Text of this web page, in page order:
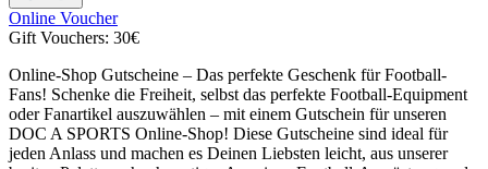
Online Voucher
Gift Vouchers: 30€
Online-Shop Gutscheine – Das perfekte Geschenk für Football-
Fans! Schenke die Freiheit, selbst das perfekte Football-Equipment
oder Fanartikel auszuwählen – mit einem Gutschein für unseren
DOC A SPORTS Online-Shop! Diese Gutscheine sind ideal für
jeden Anlass und machen es Deinen Liebsten leicht, aus unserer